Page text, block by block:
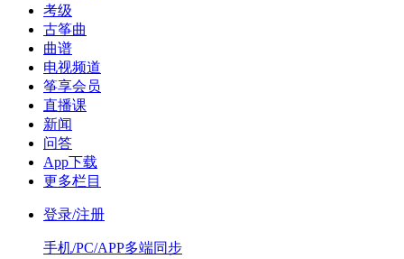
考级
古筝曲
曲谱
电视频道
筝享会员
直播课
新闻
问答
App下载
更多栏目
登录/注册
手机/PC/APP多端同步